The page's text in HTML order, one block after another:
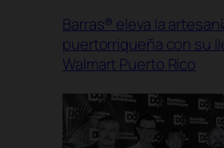
Barras® eleva la
puertorriqueña con su
Walmart Puerto Rico